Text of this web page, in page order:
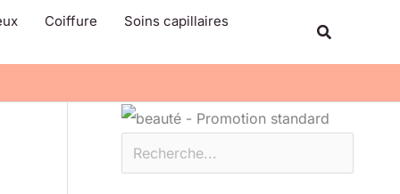
Coiffure Soins capillaires
Rechercher